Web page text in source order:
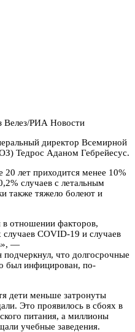
Велез/РИА Новости
директор Всемирной
Тедрос Аданом Гебрейесус.
лет приходится менее 10%
случаев с летальным
также тяжело болеют и
в отношении факторов,
COVID-19 и случаев
—
подчеркнул, что долгосрочные
был инфицирован, по-
дети меньше затронуты
Это проявилось в сбоях в
питания, а миллионы
учебные заведения.